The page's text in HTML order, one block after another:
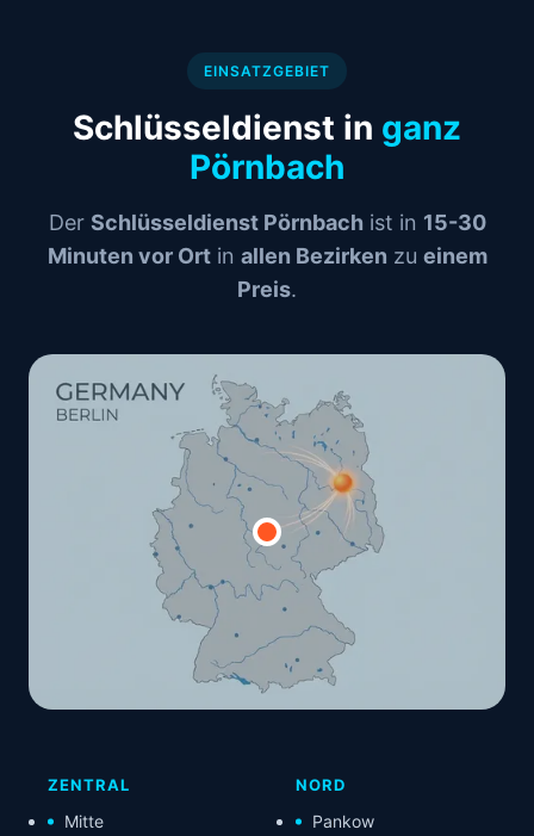
EINSATZGEBIET
Schlüsseldienst in ganz
Pörnbach
Der Schlüsseldienst Pörnbachist in 15-30
Minuten vor Ortin allen Bezirken zu einem
Preis.
ZENTRAL
Mitte
NORD
Pankow